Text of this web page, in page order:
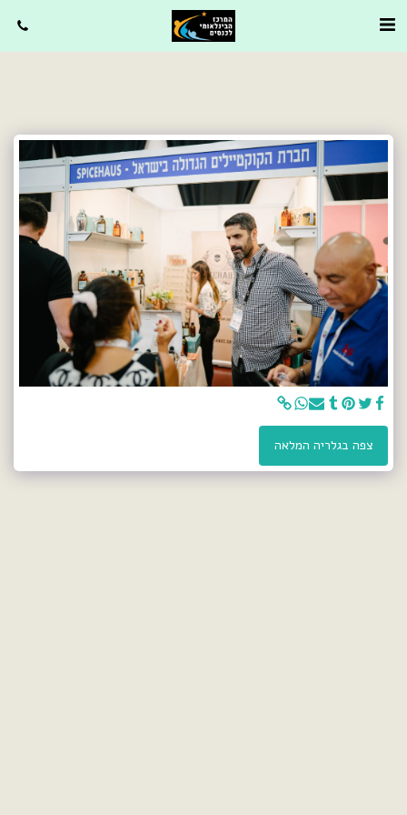
צפה בגלריה המלאה